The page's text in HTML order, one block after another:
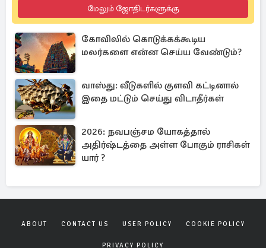
மேலும் ஜோதிடர்களுக்கு
கோவிலில் கொடுக்கக்கூடிய
மலர்களை என்ன செய்ய வேண்டும்?
வாஸ்து: வீடுகளில் குளவி கட்டினால்
இதை மட்டும் செய்து விடாதீர்கள்
2026: நவபஞ்சம யோகத்தால்
அதிர்ஷ்டத்தை அள்ள போகும் ராசிகள்
யார் ?
ABOUT CONTACT US USER POLICY COOKIE POLICY
PRIVACY POLICY